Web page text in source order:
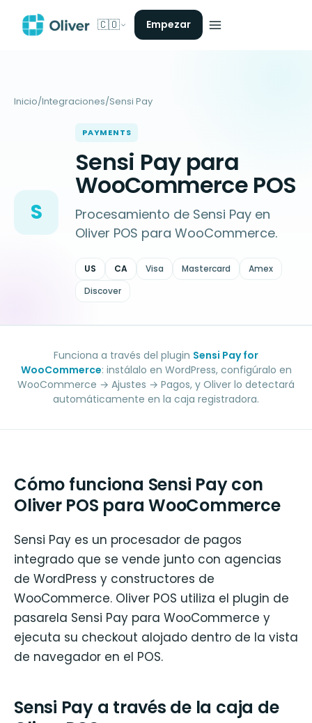
🇨🇴 Empezar
Inicio/Integraciones/Sensi Pay
S
PAYMENTS
Sensi Pay para
WooCommerce POS
Procesamiento de Sensi Pay en
Oliver POS para WooCommerce.
US CA Visa Mastercard
Amex
Discover
Funciona a través del plugin Sensi Pay for
WooCommerce: instálalo en WordPress, configúralo en
WooCommerce → Ajustes → Pagos, y Oliver lo detectará
automáticamente en la caja registradora.
Cómo funciona Sensi Pay con
Oliver POS para WooCommerce
Sensi Pay es un procesador de pagos
integrado que se vende junto con agencias
de WordPress y constructores de
WooCommerce. Oliver POS utiliza el plugin de
pasarela Sensi Pay para WooCommerce y
ejecuta su checkout alojado dentro de la vista
de navegador en el POS.
Sensi Pay a través de la caja de